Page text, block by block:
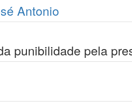
Antonio
punibilidade pela